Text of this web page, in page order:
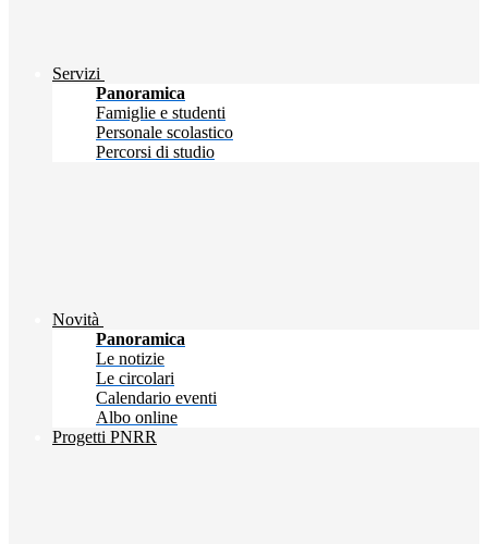
Servizi
Panoramica
Famiglie e studenti
Personale scolastico
Percorsi di studio
Novità
Panoramica
Le notizie
Le circolari
Calendario eventi
Albo online
Progetti PNRR